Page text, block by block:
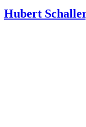
Hubert